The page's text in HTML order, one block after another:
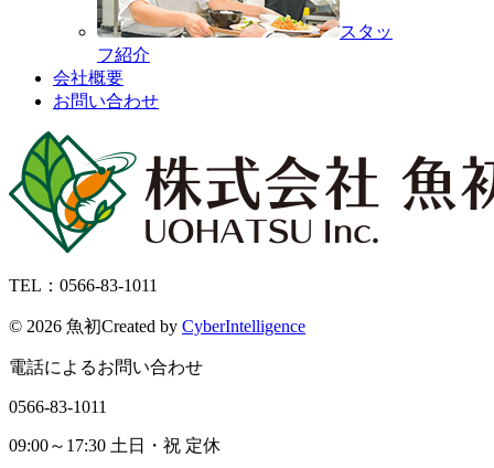
スタッ
フ紹介
会社概要
お問い合わせ
TEL：0566-83-1011
© 2026 魚初Created by CyberIntelligence
電話によるお問い合わせ
0566-83-1011
09:00～17:30 土日・祝 定休